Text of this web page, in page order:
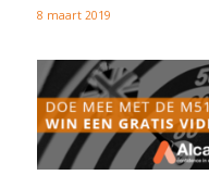
8 maart 2019